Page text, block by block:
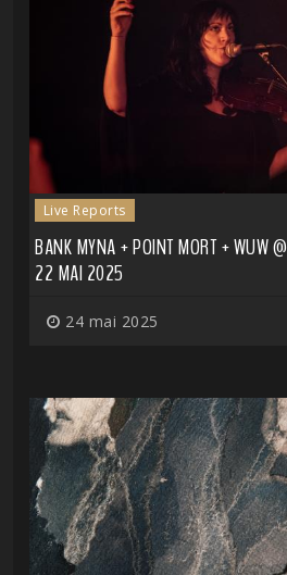
Live Reports
BANK MYNA + POINT MORT + WUW
22 MAI 2025
24 mai 2025